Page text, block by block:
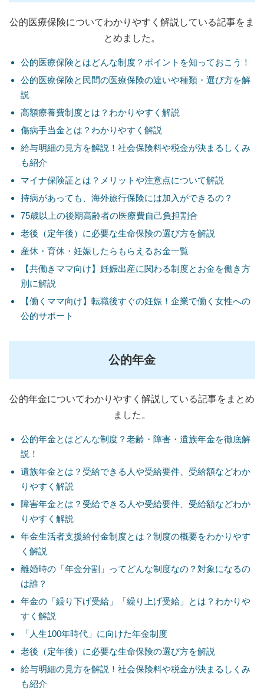
公的医療保険についてわかりやすく解説している記事をま
とめました。
公的医療保険とはどんな制度？ポイントを知っておこう！
公的医療保険と民間の医療保険の違いや種類・選び方を解
説
高額療養費制度とは？わかりやすく解説
傷病手当金とは？わかりやすく解説
給与明細の見方を解説！社会保険料や税金が決まるしくみ
も紹介
マイナ保険証とは？メリットや注意点について解説
持病があっても、海外旅行保険には加入ができるの？
75歳以上の後期高齢者の医療費自己負担割合
老後（定年後）に必要な生命保険の選び方を解説
産休・育休・妊娠したらもらえるお金一覧
【共働きママ向け】妊娠出産に関わる制度とお金を働き方
別に解説
【働くママ向け】転職後すぐの妊娠！企業で働く女性への
公的サポート
公的年金
公的年金についてわかりやすく解説している記事をまとめ
ました。
公的年金とはどんな制度？老齢・障害・遺族年金を徹底解
説！
遺族年金とは？受給できる人や受給要件、受給額などわか
りやすく解説
障害年金とは？受給できる人や受給要件、受給額などわか
りやすく解説
年金生活者支援給付金制度とは？制度の概要をわかりやす
く解説
離婚時の「年金分割」ってどんな制度なの？対象になるの
は誰？
年金の「繰り下げ受給」「繰り上げ受給」とは？わかりや
すく解説
「人生100年時代」に向けた年金制度
老後（定年後）に必要な生命保険の選び方を解説
給与明細の見方を解説！社会保険料や税金が決まるしくみ
も紹介